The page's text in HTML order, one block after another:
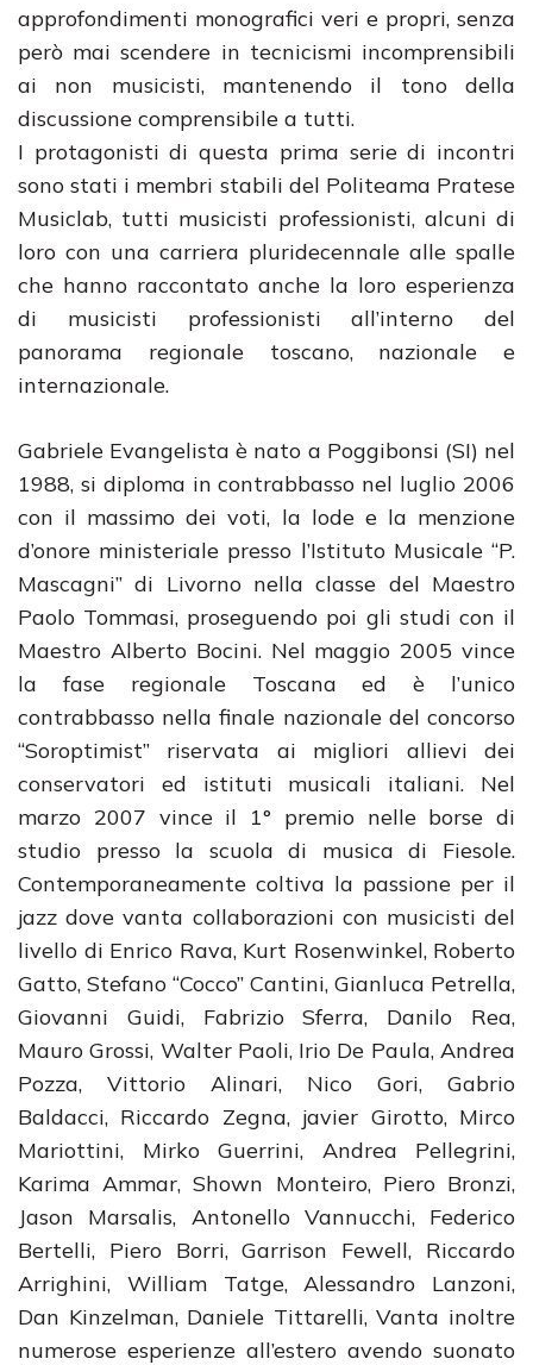
approfondimenti monografici veri e propri, senza
però mai scendere in tecnicismi incomprensibili
ai non musicisti, mantenendo il tono della
discussione comprensibile a tutti.
I protagonisti di questa prima serie di incontri
sono stati i membri stabili del Politeama Pratese
Musiclab, tutti musicisti professionisti, alcuni di
loro con una carriera pluridecennale alle spalle
che hanno raccontato anche la loro esperienza
di musicisti professionisti all’interno del
panorama regionale toscano, nazionale e
internazionale.
Gabriele Evangelista è nato a Poggibonsi (SI) nel
1988, si diploma in contrabbasso nel luglio 2006
con il massimo dei voti, la lode e la menzione
d’onore ministeriale presso l’Istituto Musicale “P.
Mascagni” di Livorno nella classe del Maestro
Paolo Tommasi, proseguendo poi gli studi con il
Maestro Alberto Bocini. Nel maggio 2005 vince
la fase regionale Toscana ed è l’unico
contrabbasso nella finale nazionale del concorso
“Soroptimist” riservata ai migliori allievi dei
conservatori ed istituti musicali italiani. Nel
marzo 2007 vince il 1° premio nelle borse di
studio presso la scuola di musica di Fiesole.
Contemporaneamente coltiva la passione per il
jazz dove vanta collaborazioni con musicisti del
livello di Enrico Rava, Kurt Rosenwinkel, Roberto
Gatto, Stefano “Cocco” Cantini, Gianluca Petrella,
Giovanni Guidi, Fabrizio Sferra, Danilo Rea,
Mauro Grossi, Walter Paoli, Irio De Paula, Andrea
Pozza, Vittorio Alinari, Nico Gori, Gabrio
Baldacci, Riccardo Zegna, javier Girotto, Mirco
Mariottini, Mirko Guerrini, Andrea Pellegrini,
Karima Ammar, Shown Monteiro, Piero Bronzi,
Jason Marsalis, Antonello Vannucchi, Federico
Bertelli, Piero Borri, Garrison Fewell, Riccardo
Arrighini, William Tatge, Alessandro Lanzoni,
Dan Kinzelman, Daniele Tittarelli, Vanta inoltre
numerose esperienze all’estero avendo suonato